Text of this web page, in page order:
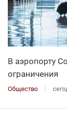
В аэропорту
ограничения
Общество